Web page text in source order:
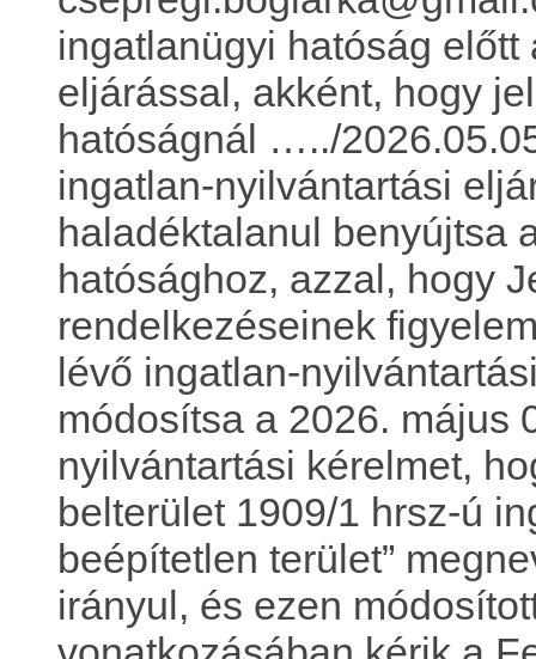
ingatlanügyi hatóság
eljárással, akként, hogy
hatóságnál …../
ingatlan-nyilvántartási
haladéktalanul benyújtsa
hatósághoz, azzal, hogy
rendelkezéseinek
lévő ingatlan-
módosítsa a 2026. május
nyilvántartási kérelmet,
belterület 1909/1 hrsz-ú
beépítetlen terület”
irányul, és ezen